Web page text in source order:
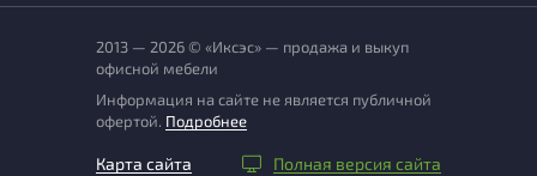
2013 — 2026 © «Иксэс» — продажа и выкуп
офисной мебели
Информация на сайте не является публичной
офертой. Подробнее
Карта сайта Полная версия сайта